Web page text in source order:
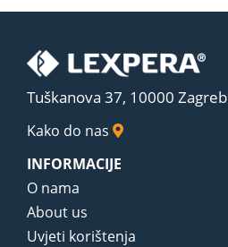
Tuškanova 37, 10000 Zagreb
Kako do nas
INFORMACIJE
O nama
About us
Uvjeti korištenja